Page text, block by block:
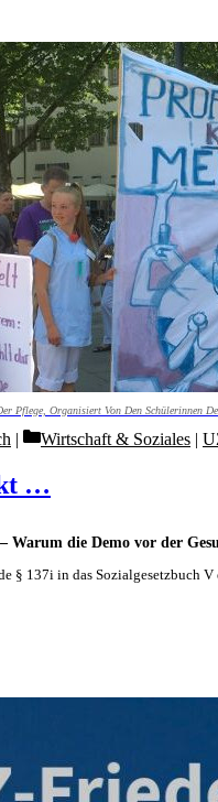
Pflege, Organisiert Von Den Schülerinnen
die Demo vor der
…
Categories
Wirtschaft & Soziales |
§ 137i in das Sozialgesetzbuch